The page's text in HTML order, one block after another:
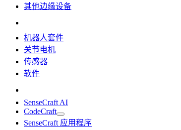
其他边缘设备
机器人套件
关节电机
传感器
软件
SenseCraft AI
CodeCraft
SenseCraft 应用程序